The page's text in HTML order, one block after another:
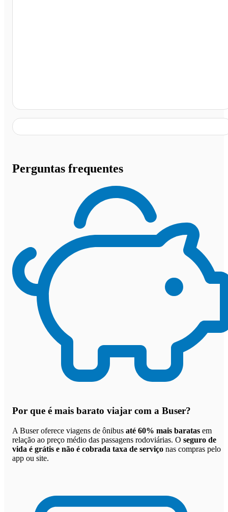
Perguntas frequentes
Por que é mais barato viajar com a Buser?
A Buser oferece viagens de ônibus até 60% mais baratas em
relação ao preço médio das passagens rodoviárias. O seguro de
vida é grátis e não é cobrada taxa de serviço nas compras pelo
app ou site.